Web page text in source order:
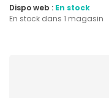
Dispo web : En stock
En stock dans 1 magasin